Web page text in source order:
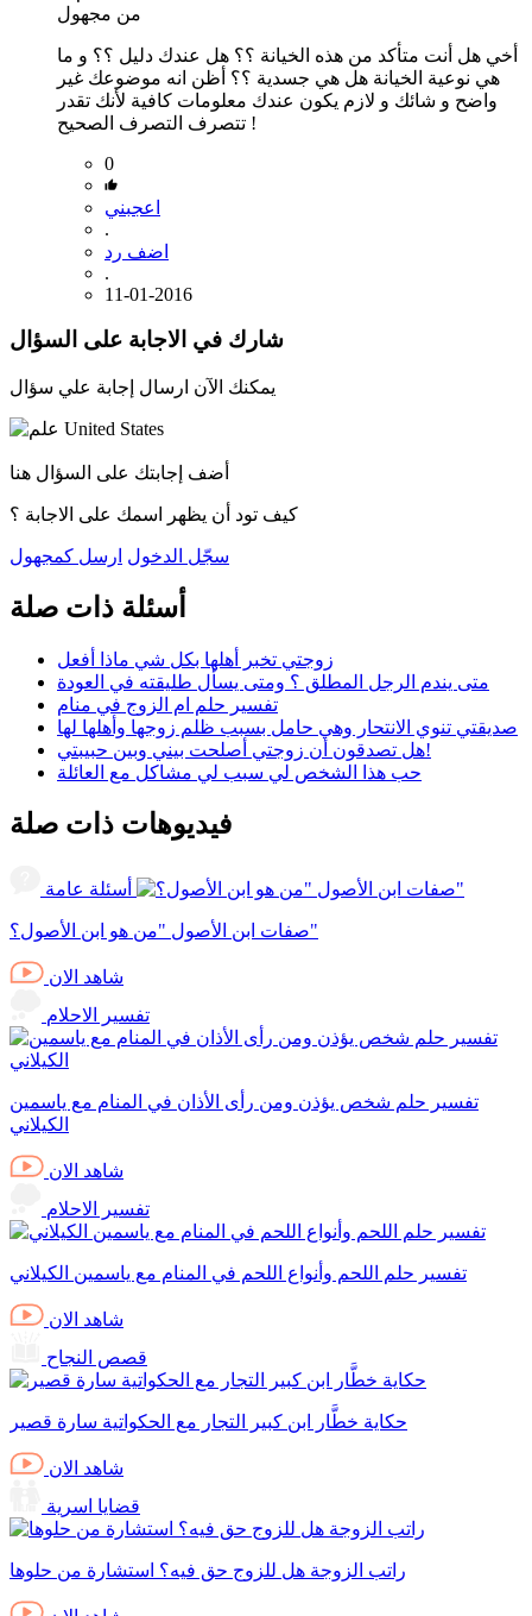
من مجهول
أخي هل أنت متأكد من هذه الخيانة ؟؟ هل عندك دليل ؟؟ و ما
هي نوعية الخيانة هل هي جسدية ؟؟ أظن انه موضوعك غير
واضح و شائك و لازم يكون عندك معلومات كافية لأنك تقدر
تتصرف التصرف الصحيح !
0
اعجبني
.
اضف رد
.
11-01-2016
شارك في الاجابة على السؤال
يمكنك الآن ارسال إجابة علي سؤال
أضف إجابتك على السؤال هنا
كيف تود أن يظهر اسمك على الاجابة ؟
سجّل الدخول ارسل كمجهول
أسئلة ذات صلة
زوجتي تخبر أهلها بكل شي ماذا أفعل
متى يندم الرجل المطلق ؟ ومتى يسأل طليقته في العودة
تفسير حلم ام الزوج في منام
صديقتي تنوي الانتحار وهي حامل بسبب ظلم زوجها وأهلها لها
هل تصدقون أن زوجتي أصلحت بيني وبين حبيبتي!
حب هذا الشخص لي سبب لي مشاكل مع العائلة
فيديوهات ذات صلة
صفات ابن الأصول "من هو ابن الأصول؟"
شاهد الان
تفسير الاحلام
تفسير حلم شخص يؤذن ومن رأى الأذان في المنام مع ياسمين
الكيلاني
شاهد الان
تفسير الاحلام
تفسير حلم اللحم وأنواع اللحم في المنام مع ياسمين الكيلاني
شاهد الان
قصص النجاح
حكاية خطَّار ابن كبير التجار مع الحكواتية سارة قصير
شاهد الان
قضايا اسرية
راتب الزوجة هل للزوج حق فيه؟ استشارة من حلوها